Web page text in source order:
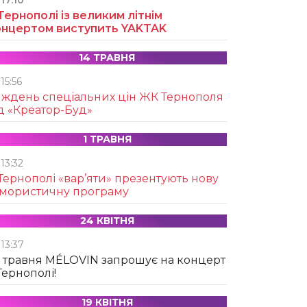
із великим літнім
виступить YAKTAK
14 ТРАВНЯ
спеціальних цін ЖК Тернополя
«Креатор-Буд»
1 ТРАВНЯ
«вар’яти» презентують нову
програму
24 КВІТНЯ
травня MÉLOVIN запрошує на концерт
19 КВІТНЯ